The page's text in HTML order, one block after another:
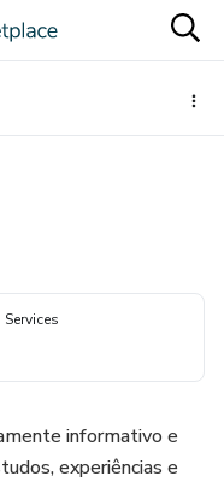
informativo e
experiências e